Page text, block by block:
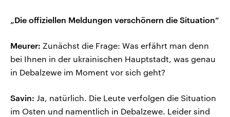
„Die offiziellen Meldungen verschönern die Situation“
Meurer: Zunächst die Frage: Was erfährt man denn
bei Ihnen in der ukrainischen Hauptstadt, was genau
in Debalzewe im Moment vor sich geht?
Savin: Ja, natürlich. Die Leute verfolgen die Situation
im Osten und namentlich in Debalzewe. Leider sind